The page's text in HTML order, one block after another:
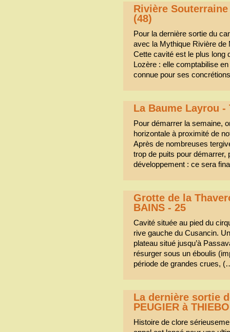
Rivière
(48)
Pour la dernière sortie du
avec la Mythique Rivière de
Cette cavité est le plus long
Lozère : elle comptabilise
connue pour ses
La Baume Layrou -
Pour démarrer la semaine,
horizontale à proximité de
Après de nombreuses
trop de puits pour
développement : ce sera
Grotte de la
BAINS - 25
Cavité située au pied du
rive gauche du Cusancin.
plateau situé jusqu’à
résurger sous un éboulis
période de grandes crues,
La dernière sortie
PEUGIER à
Histoire de clore